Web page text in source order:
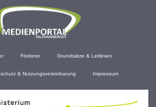
Förderer Grundsätze & Leitlinien
& Nutzungsvereinbarung Impressum